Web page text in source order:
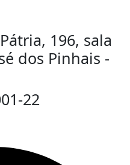
196, sala
dos Pinhais -
22